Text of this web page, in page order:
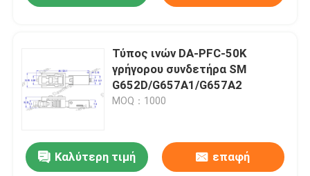
Τύπος ινών DA-PFC-50K
γρήγορου συνδετήρα SM
G652D/G657A1/G657A2
MOQ：1000
Καλύτερη τιμή επαφή